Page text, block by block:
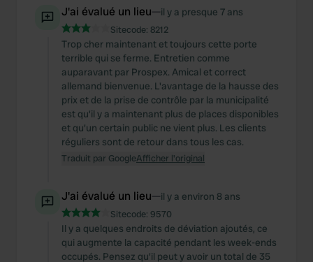
J'ai évalué un lieu—il y a presque 7 ans
Sitecode: 8212
Trop cher maintenant et toujours cette porte
terrible qui se ferme. Entretien comme
auparavant par Prospex. Amical et correct
allemand bienvenue. L'avantage de la hausse des
prix et de la prise de contrôle par la municipalité
est qu'il y a maintenant plus de places disponibles
et qu'un certain public ne vient plus. Les clients
réguliers sont de retour dans tous les cas.
Traduit par GoogleAfficher l'original
J'ai évalué un lieu—il y a environ 8 ans
Sitecode: 9570
Il y a quelques endroits de déviation ajoutés, ce
qui augmente la capacité pendant les week-ends
occupés. Pensez qu'il peut y avoir un total de 35